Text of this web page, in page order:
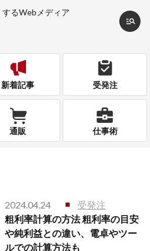
するWebメディア
新着記事 受発注
通販 仕事術
2024.04.24
受発注
粗利率計算の方法 粗利率の目安
や純利益との違い、電卓やツー
ルでの計算方法も